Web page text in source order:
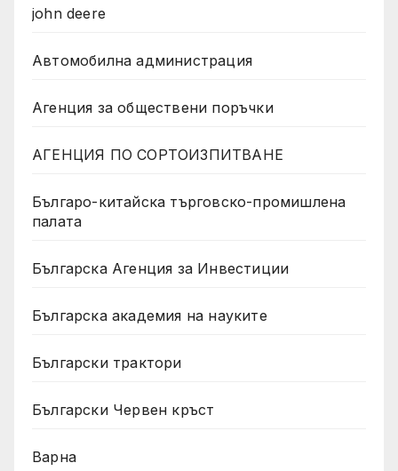
john deere
Автомобилна администрация
Агенция за обществени поръчки
АГЕНЦИЯ ПО СОРТОИЗПИТВАНЕ
Българо-китайска търговско-промишлена
палата
Българска Агенция за Инвестиции
Българска академия на науките
Български трактори
Български Червен кръст
Варна